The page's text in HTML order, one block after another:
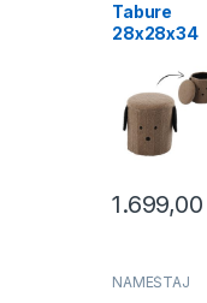
Tabure
28x28x34
(PHO4274)
1.699,00
NAMEŠTAJ